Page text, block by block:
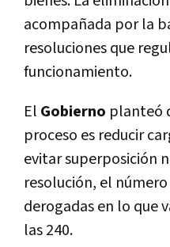
acompañada por la
resoluciones que
funcionamiento.
El Gobierno planteó
proceso es reducir
evitar superposición
resolución, el
derogadas en lo que
las 240.